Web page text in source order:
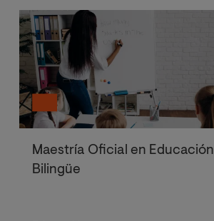
Maestría Oficial en Educación
Bilingüe